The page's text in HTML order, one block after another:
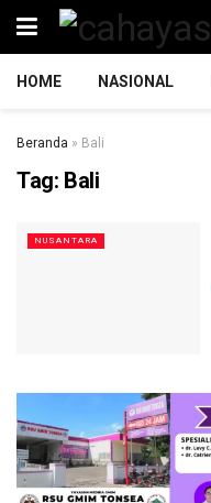
HOME NASIONAL
Beranda » Bali
Tag: Bali
NUSANTARA